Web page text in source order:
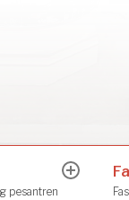
pesantren
expand